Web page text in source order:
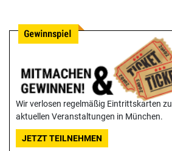
Wir verlosen regelmäßig Eintrittskarten zu
aktuellen Veranstaltungen in München.
JETZT TEILNEHMEN